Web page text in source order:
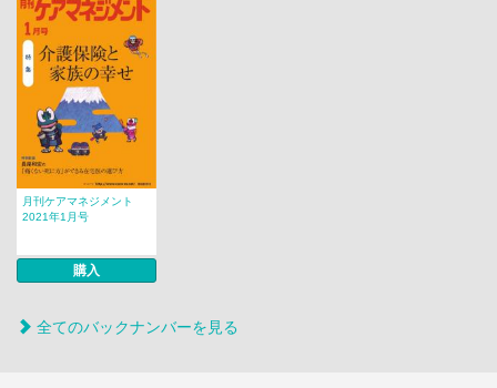
月刊ケアマネジメント
2021年1月号
購入
全てのバックナンバーを見る